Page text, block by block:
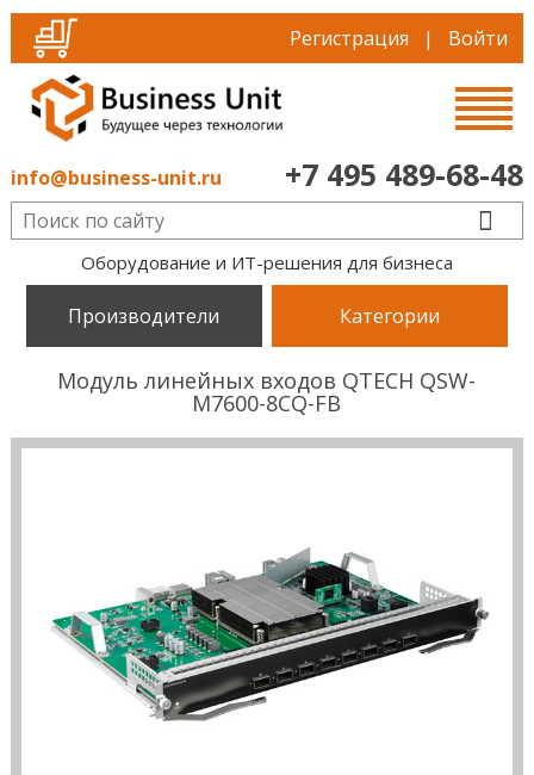
Регистрация | Войти
info@business-unit.ru +7 495 489-68-48
Оборудование и ИТ-решения для бизнеса
Производители Категории
Модуль линейных входов QTECH QSW-
M7600-8CQ-FB